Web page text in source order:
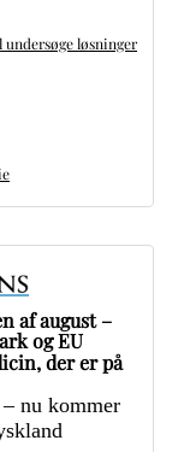
løsninger
af august –
og EU
der er på